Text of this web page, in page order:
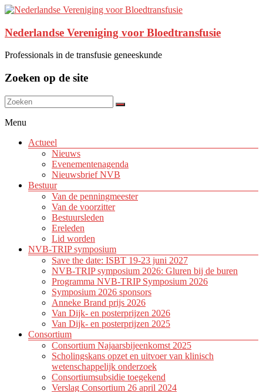
Nederlandse Vereniging voor Bloedtransfusie
Professionals in de transfusie geneeskunde
Zoeken op de site
Menu
Actueel
Nieuws
Evenementenagenda
Nieuwsbrief NVB
Bestuur
Van de penningmeester
Van de voorzitter
Bestuursleden
Ereleden
Lid worden
NVB-TRIP symposium
Save the date: ISBT 19-23 juni 2027
NVB-TRIP symposium 2026: Gluren bij de buren
Programma NVB-TRIP Symposium 2026
Symposium 2026 sponsors
Anneke Brand prijs 2026
Van Dijk- en posterprijzen 2026
Van Dijk- en posterprijzen 2025
Consortium
Consortium Najaarsbijeenkomst 2025
Scholingskans opzet en uitvoer van klinisch
wetenschappelijk onderzoek
Consortiumsubsidie toegekend
Verslag Consortium 26 april 2024